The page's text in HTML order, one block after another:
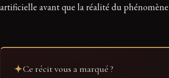
artificielle avant que la réalité du phénomène
Ce récit vous a marqué ?